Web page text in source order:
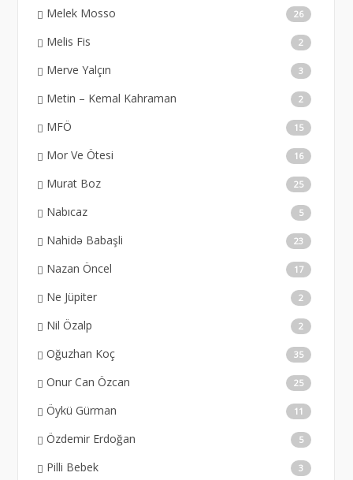
Melek Mosso 26
Melis Fis 2
Merve Yalçın 3
Metin – Kemal Kahraman 2
MFÖ 15
Mor Ve Ötesi 16
Murat Boz 25
Nabıcaz 5
Nahidə Babaşli 23
Nazan Öncel 17
Ne Jüpiter 2
Nil Özalp 2
Oğuzhan Koç 35
Onur Can Özcan 25
Öykü Gürman 11
Özdemir Erdoğan 5
Pilli Bebek 3